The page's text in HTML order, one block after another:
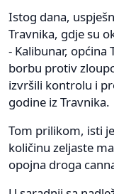
Istog dana,
Travnika, gdje su
- Kalibunar, općina
borbu protiv
izvršili kontrolu i
godine iz Travnika.
Tom prilikom, isti
količinu zeljaste
opojna droga